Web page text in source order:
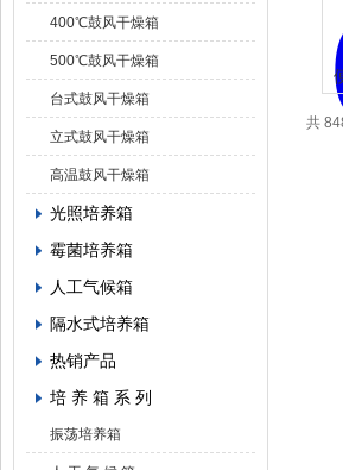
400℃鼓风干燥箱
500℃鼓风干燥箱
台式鼓风干燥箱
立式鼓风干燥箱
高温鼓风干燥箱
光照培养箱
霉菌培养箱
人工气候箱
隔水式培养箱
热销产品
培 养 箱 系 列
振荡培养箱
共